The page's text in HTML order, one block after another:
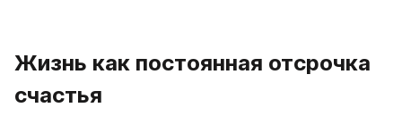
Жизнь как постоянная отсрочка
счастья